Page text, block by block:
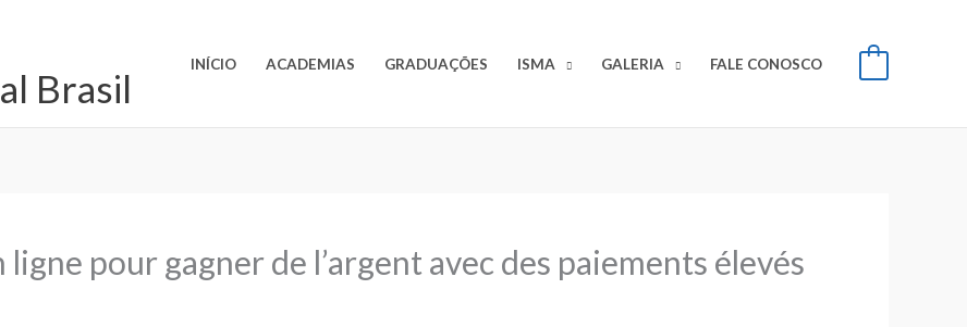
Brasil
INÍCIO ACADEMIAS GRADUAÇÕES ISMA GALERIA FALE CONOSCO
pour gagner de l’argent avec des paiements élevés